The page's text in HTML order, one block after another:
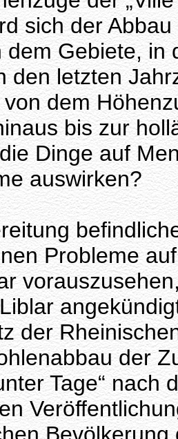
sich der
dem Gebiete, in
den letzten
dem
bis zur
Dinge auf
auswirken?
Probleme
der
der
Tage“ nach